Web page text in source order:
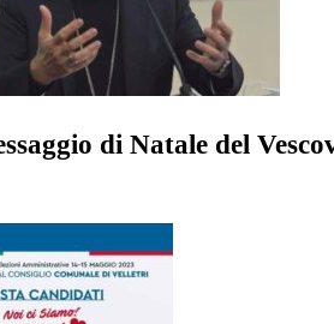
di Natale del